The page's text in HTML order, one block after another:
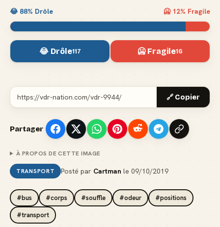
😂 88% Drôle 🥶 12% Fragile
😂 Drôle117 🥶 Fragile16
🔗 Copier
Partager
À PROPOS DE CETTE IMAGE
TRANSPORT Posté par Cartman le09/10/2019
#bus #corps #souffle #odeur #positions
#transport